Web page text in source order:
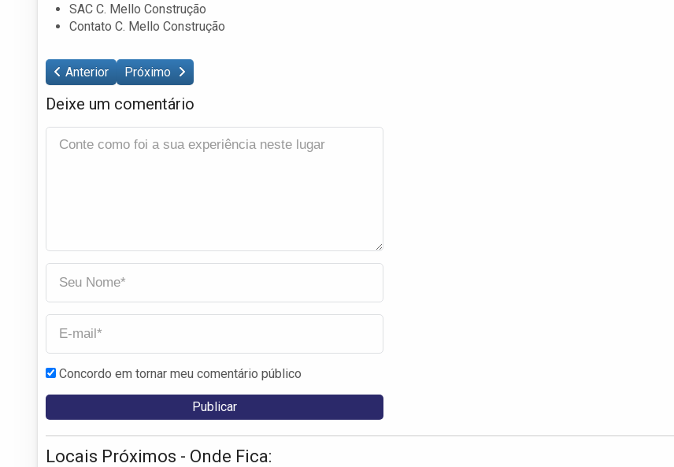
SAC C. Mello Construção
Contato C. Mello Construção
Anterior Próximo
Deixe um comentário
Concordo em tornar meu comentário público
Locais Próximos - Onde Fica: